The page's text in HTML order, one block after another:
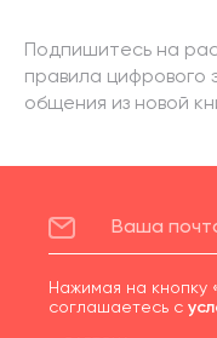
Подпишитесь на
правила цифрового
общения из новой
Нажимая на кнопку
соглашаетесь с